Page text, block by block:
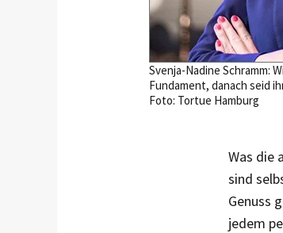
Svenja-Nadine Schramm:
Fundament, danach seid
Foto: Tortue Hamburg
Was die
sind
Genuss
jedem